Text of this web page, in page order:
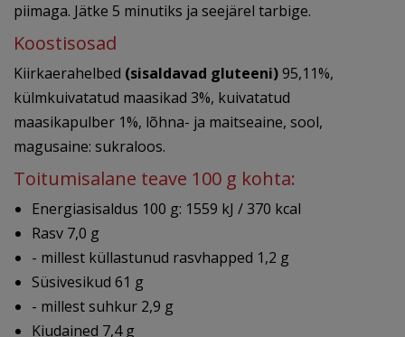
piimaga. Jätke 5 minutiks ja seejärel tarbige.
Koostisosad
Kiirkaerahelbed (sisaldavad gluteeni)95,11%,
külmkuivatatud maasikad 3%, kuivatatud
maasikapulber 1%, lõhna- ja maitseaine, sool,
magusaine: sukraloos.
Toitumisalane teave 100 g kohta:
Energiasisaldus 100 g: 1559 kJ / 370 kcal
Rasv 7,0 g
- millest küllastunud rasvhapped 1,2 g
Süsivesikud 61 g
- millest suhkur 2,9 g
Kiudained 7,4 g